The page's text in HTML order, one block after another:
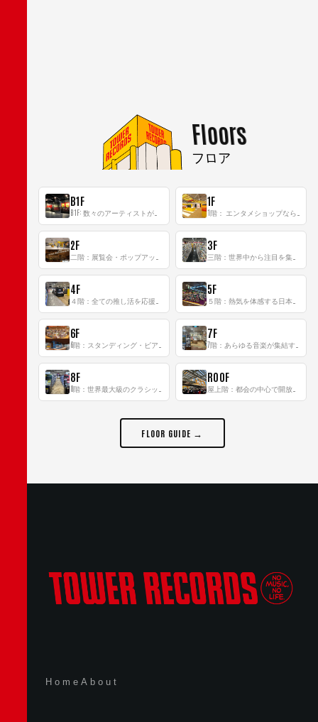
Floors
フロア
B1F 1F
2F 3F
4F 5F
6F 7F
8F ROOF
FLOOR GUIDE →
Home About